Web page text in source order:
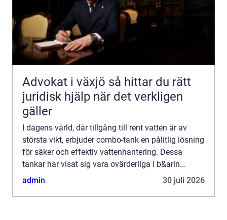
Advokat i växjö så hittar du rätt
juridisk hjälp när det verkligen
gäller
I dagens värld, där tillgång till rent vatten är av
största vikt, erbjuder combo-tank en pålitlig lösning
för säker och effektiv vattenhantering. Dessa
tankar har visat sig vara ovärderliga i b&arin...
admin
30 juli 2026